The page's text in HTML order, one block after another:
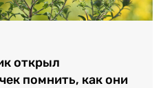
открыл
помнить, как они